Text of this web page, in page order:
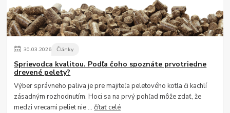
30.03.2026 Články
Sprievodca kvalitou. Podľa čoho spoznáte prvotriedne
drevené pelety?
Výber správneho paliva je pre majiteľa peletového kotla či kachlí
zásadným rozhodnutím. Hoci sa na prvý pohľad môže zdať, že
medzi vrecami peliet nie ...čítať celé